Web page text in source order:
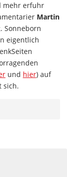
mehr erfuhr
Martin
Sonneborn
eigentlich
und hier) auf
sich.